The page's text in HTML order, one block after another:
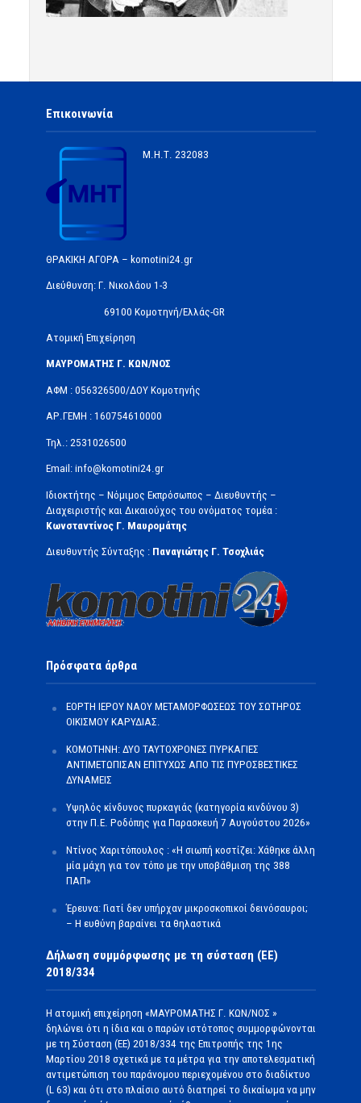
Επικοινωνία
Μ.Η.Τ. 232083
ΘΡΑΚΙΚΗ ΑΓΟΡΑ – komotini24.gr
Διεύθυνση: Γ. Νικολάου 1-3
69100 Κομοτηνή/Ελλάς-GR
Ατομική Επιχείρηση
ΜΑΥΡΟΜΑΤΗΣ Γ. ΚΩΝ/ΝΟΣ
ΑΦΜ : 056326500/ΔOΥ Κομοτηνής
ΑΡ.ΓΕΜΗ : 160754610000
Τηλ.: 2531026500
Email: info@komotini24.gr
Ιδιοκτήτης – Νόμιμος Εκπρόσωπος – Διευθυντής –
Διαχειριστής και Δικαιούχος του ονόματος τομέα :
Κωνσταντίνος Γ. Μαυρομάτης
Διευθυντής Σύνταξης : Παναγιώτης Γ. Τσοχλιάς
Πρόσφατα άρθρα
ΕΟΡΤΗ ΙΕΡΟΥ ΝΑΟΥ ΜΕΤΑΜΟΡΦΩΣΕΩΣ ΤΟΥ ΣΩΤΗΡΟΣ
ΟΙΚΙΣΜΟΥ ΚΑΡΥΔΙΑΣ.
ΚΟΜΟΤΗΝΗ: ΔΥΟ ΤΑΥΤΟΧΡΟΝΕΣ ΠΥΡΚΑΓΙΕΣ
ΑΝΤΙΜΕΤΩΠΙΣΑΝ ΕΠΙΤΥΧΩΣ ΑΠΟ ΤΙΣ ΠΥΡΟΣΒΕΣΤΙΚΕΣ
ΔΥΝΑΜΕΙΣ
Υψηλός κίνδυνος πυρκαγιάς (κατηγορία κινδύνου 3)
στην Π.Ε. Ροδόπης για Παρασκευή 7 Αυγούστου 2026»
Ντίνος Χαριτόπουλος : «Η σιωπή κοστίζει: Χάθηκε άλλη
μία μάχη για τον τόπο με την υποβάθμιση της 388
ΠΑΠ»
Έρευνα: Γιατί δεν υπήρχαν μικροσκοπικοί δεινόσαυροι;
– Η ευθύνη βαραίνει τα θηλαστικά
Δήλωση συμμόρφωσης με τη σύσταση (ΕΕ)
2018/334
Η ατομική επιχείρηση «ΜΑΥΡΟΜΑΤΗΣ Γ. ΚΩΝ/ΝΟΣ »
δηλώνει ότι η ίδια και ο παρών ιστότοπος συμμορφώνονται
με τη Σύσταση (ΕΕ) 2018/334 της Επιτροπής της 1ης
Μαρτίου 2018 σχετικά με τα μέτρα για την αποτελεσματική
αντιμετώπιση του παράνομου περιεχομένου στο διαδίκτυο
(L 63) και ότι στο πλαίσιο αυτό διατηρεί το δικαίωμα να μην